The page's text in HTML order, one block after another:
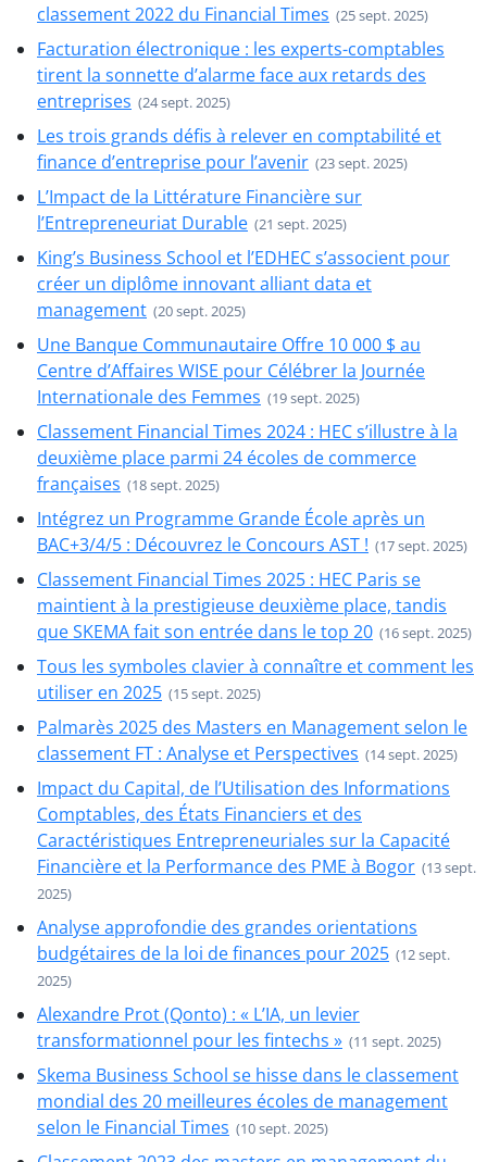
classement 2022 du Financial Times (25 sept. 2025)
Facturation électronique : les experts-comptables
tirent la sonnette d’alarme face aux retards des
entreprises (24 sept. 2025)
Les trois grands défis à relever en comptabilité et
finance d’entreprise pour l’avenir (23 sept. 2025)
L’Impact de la Littérature Financière sur
l’Entrepreneuriat Durable (21 sept. 2025)
King’s Business School et l’EDHEC s’associent pour
créer un diplôme innovant alliant data et
management (20 sept. 2025)
Une Banque Communautaire Offre 10 000 $ au
Centre d’Affaires WISE pour Célébrer la Journée
Internationale des Femmes (19 sept. 2025)
Classement Financial Times 2024 : HEC s’illustre à la
deuxième place parmi 24 écoles de commerce
françaises (18 sept. 2025)
Intégrez un Programme Grande École après un
BAC+3/4/5 : Découvrez le Concours AST ! (17 sept. 2025)
Classement Financial Times 2025 : HEC Paris se
maintient à la prestigieuse deuxième place, tandis
que SKEMA fait son entrée dans le top 20 (16 sept. 2025)
Tous les symboles clavier à connaître et comment les
utiliser en 2025 (15 sept. 2025)
Palmarès 2025 des Masters en Management selon le
classement FT : Analyse et Perspectives (14 sept. 2025)
Impact du Capital, de l’Utilisation des Informations
Comptables, des États Financiers et des
Caractéristiques Entrepreneuriales sur la Capacité
Financière et la Performance des PME à Bogor (13 sept.
2025)
Analyse approfondie des grandes orientations
budgétaires de la loi de finances pour 2025 (12 sept.
2025)
Alexandre Prot (Qonto) : « L’IA, un levier
transformationnel pour les fintechs » (11 sept. 2025)
Skema Business School se hisse dans le classement
mondial des 20 meilleures écoles de management
selon le Financial Times (10 sept. 2025)